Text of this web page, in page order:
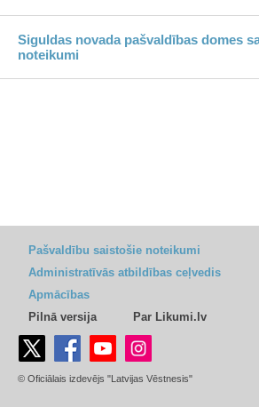
Siguldas novada pašvaldības domes
noteikumi
Pašvaldību saistošie noteikumi
Administratīvās atbildības ceļvedis
Apmācības
Pilnā versija
Par Likumi.lv
© Oficiālais izdevējs "Latvijas Vēstnesis"